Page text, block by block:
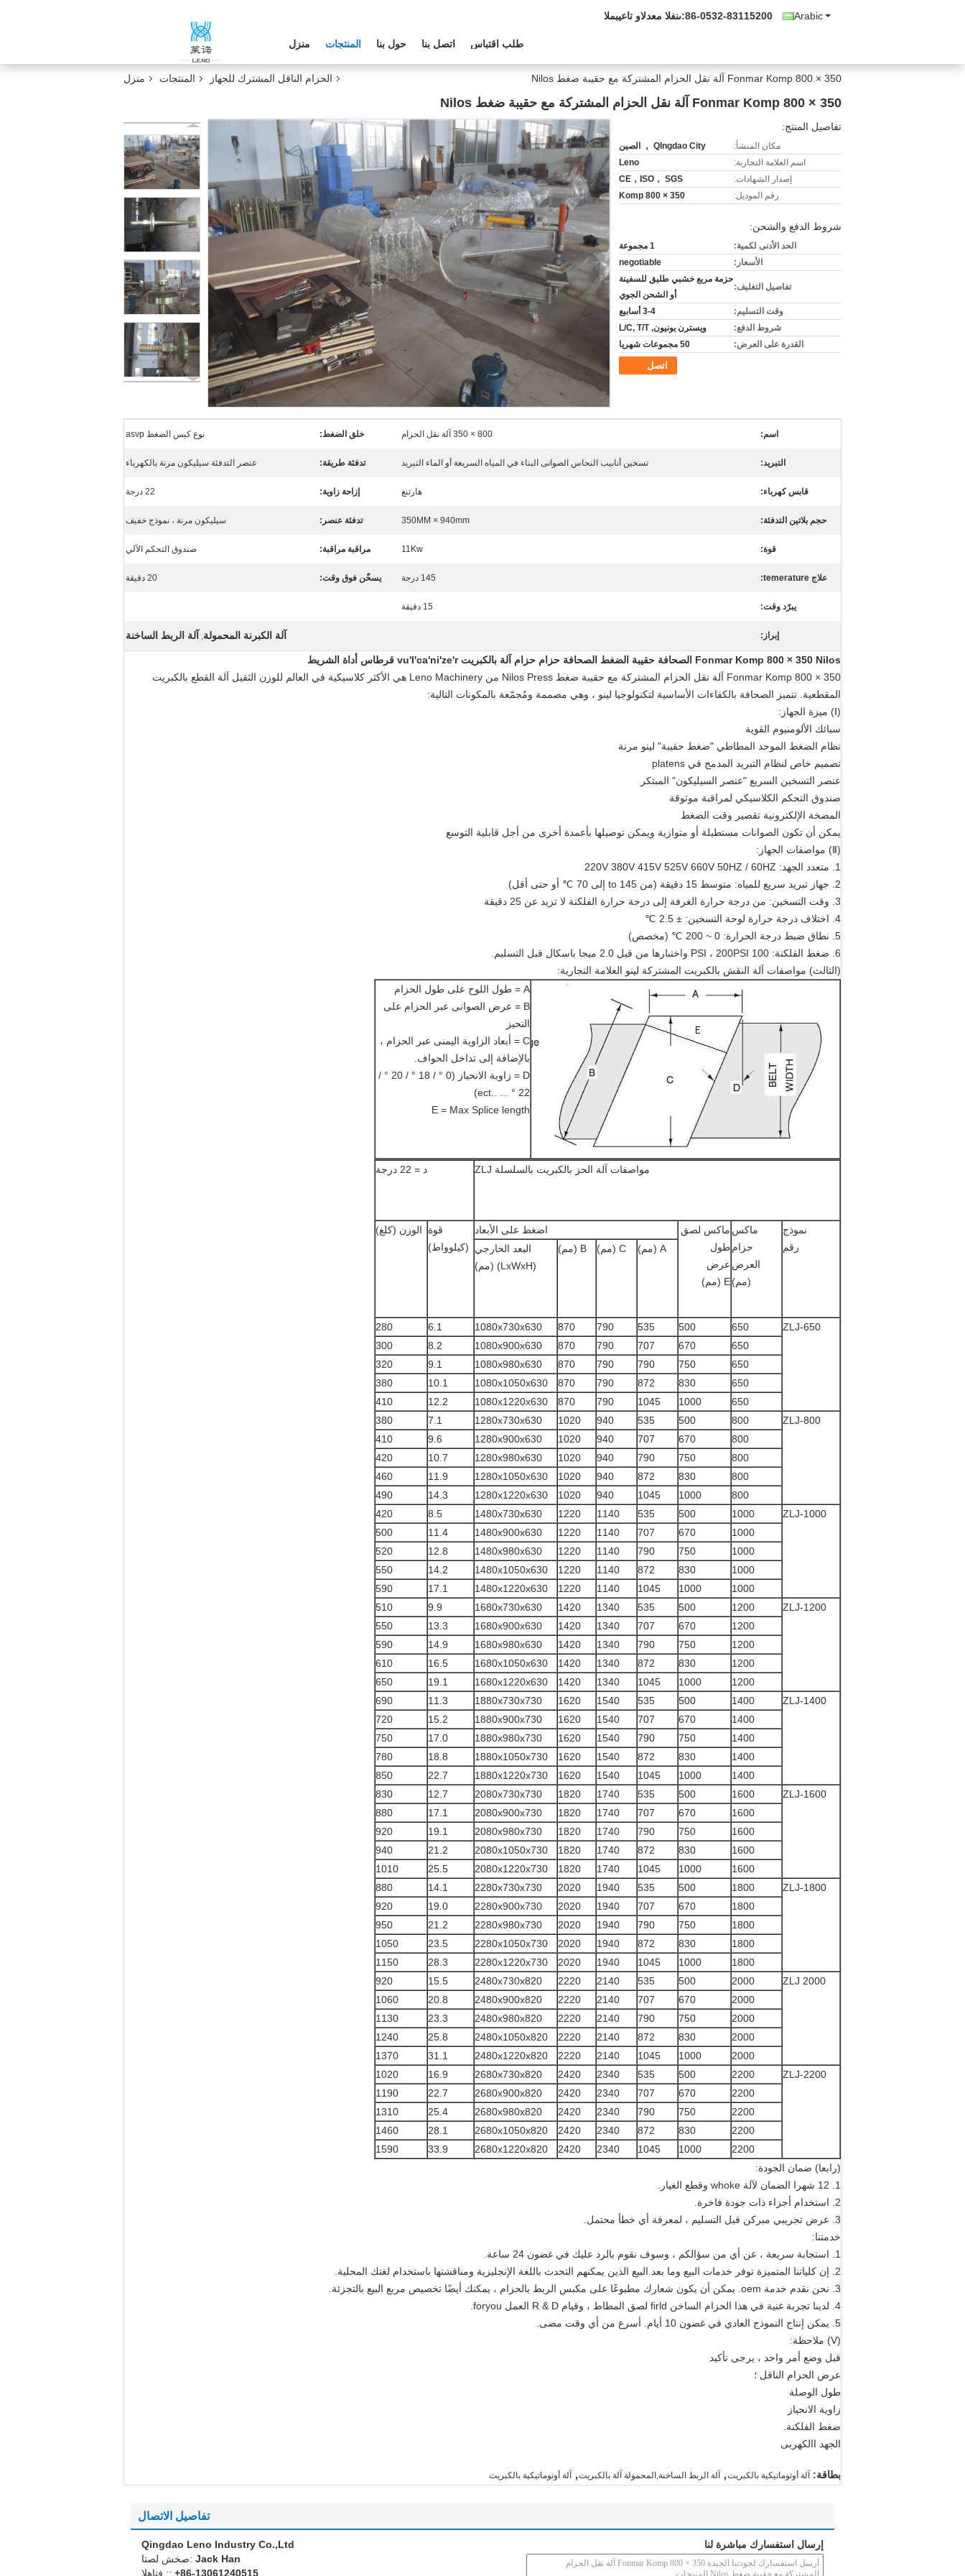
Arabic المبيعات والدعم الفنى:86-0532-83115200
منزل المنتجات حول بنا اتصل بنا طلب اقتباس
منزل المنتجات الحزام الناقل المشترك للجهاز Fonmar Komp 800 × 350 آلة نقل الحزام المشتركة مع حقيبة ضغط Nilos
Fonmar Komp 800 × 350 آلة نقل الحزام المشتركة مع حقيبة ضغط Nilos
تفاصيل المنتج:
مكان المنشأ:
QIngdao City ， الصين
اسم العلامة التجارية:
Leno
إصدار الشهادات:
CE，ISO， SGS
رقم الموديل:
Komp 800 × 350
شروط الدفع والشحن:
الحد الأدنى لكمية:
1 مجموعة
الأسعار:
negotiable
تفاصيل التغليف:
حزمة مربع خشبي طليق للسفينة
أو الشحن الجوي
وقت التسليم:
3-4 أسابيع
شروط الدفع:
ويسترن يونيون, L/C, T/T
القدرة على العرض:
50 مجموعات شهريا
اتصل
اسم: 800 × 350 آلة نقل الحزام خلق الضغط: نوع كيس الضغط asvp
التبريد: تسخين أنابيب النحاس الصوانى البناء في المياه السريعة أو الماء التبريد تدفئة طريقة: عنصر التدفئة سيليكون مرنة بالكهرباء
قابس كهرباء: هارتنغ إزاحة زاوية: 22 درجة
حجم بلاتين التدفئة: 350MM × 940mm تدفئة عنصر: سيليكون مرنة ، نموذج خفيف
قوة: 11Kw مراقبة مراقبة: صندوق التحكم الآلي
علاج temerature: 145 درجة يسخّن فوق وقت: 20 دقيقة
يبرّد وقت: 15 دقيقة
إبراز: آلة الكبرنة المحمولة, آلة الربط الساخنة
Fonmar Komp 800 × 350 Nilos الصحافة حقيبة الضغط الصحافة حزام حزام آلة بالكبريت vu'l'ca'ni'ze'r قرطاس أداة الشريط
Fonmar Komp 800 × 350 آلة نقل الحزام المشتركة مع حقيبة ضغط Nilos Press من Leno Machinery هي الأكثر كلاسيكية في العالم للوزن الثقيل آلة القطع بالكبريت
المقطعية. تتميز الصحافة بالكفاءات الأساسية لتكنولوجيا لينو ، وهي مصممة ومُجمّعة بالمكونات التالية:
(Ⅰ) ميزة الجهاز:
سبائك الألومنيوم القوية
نظام الضغط الموحد المطاطي "ضغط حقيبة" لينو مرنة
تصميم خاص لنظام التبريد المدمج في platens
عنصر التسخين السريع "عنصر السيليكون" المبتكر
صندوق التحكم الكلاسيكي لمراقبة موثوقة
المضخة الإلكترونية تقصير وقت الضغط
يمكن أن تكون الصوانات مستطيلة أو متوازية ويمكن توصيلها بأعمدة أخرى من أجل قابلية التوسع
(Ⅱ) مواصفات الجهاز:
1. متعدد الجهد: 220V 380V 415V 525V 660V 50HZ / 60HZ
2. جهاز تبريد سريع للمياه: متوسط ​​15 دقيقة (من 145 to إلى 70 ℃ أو حتى أقل)
3. وقت التسخين: من درجة حرارة الغرفة إلى درجة حرارة الفلكنة لا تزيد عن 25 دقيقة
4. اختلاف درجة حرارة لوحة التسخين: ± 2.5 ℃
5. نطاق ضبط درجة الحرارة: 0 ~ 200 ℃ (مخصص)
6. ضغط الفلكنة: 100 PSI ، 200PSI واختبارها من قبل 2.0 ميجا باسكال قبل التسليم.
(الثالث) مواصفات آلة النقش بالكبريت المشتركة لينو العلامة التجارية:
A = طول اللوح على طول الحزام
B = عرض الصوانى عبر الحزام على
التحيز
C = أبعاد الزاوية اليمنى عبر الحزام ،
بالإضافة إلى تداخل الحواف.
D = زاوية الانحياز (0 ° / 18 ° / 20 ° /
22 ° ... ..ect)
E = Max Splice length
مواصفات آلة الحز بالكبريت بالسلسلة ZLJ د = 22 درجة
نموذج
رقم
ماكس
حزام
العرض
(مم)
ماكس لصق
طول
عرض
E (مم)
اضغط على الأبعاد
قوة
(كيلوواط)
الوزن (كلغ)
A (مم)
C (مم) B (مم)
البعد الخارجي
(LxWxH) (مم)
ZLJ-650
650
500
535
790
870
1080x730x630
6.1
280
650
670
707
790
870
1080x900x630
8.2
300
650
750
790
790
870
1080x980x630
9.1
320
650
830
872
790
870
1080x1050x630
10.1
380
650
1000
1045
790
870
1080x1220x630
12.2
410
ZLJ-800
800
500
535
940
1020
1280x730x630
7.1
380
800
670
707
940
1020
1280x900x630
9.6
410
800
750
790
940
1020
1280x980x630
10.7
420
800
830
872
940
1020
1280x1050x630
11.9
460
800
1000
1045
940
1020
1280x1220x630
14.3
490
ZLJ-1000
1000
500
535
1140
1220
1480x730x630
8.5
420
1000
670
707
1140
1220
1480x900x630
11.4
500
1000
750
790
1140
1220
1480x980x630
12.8
520
1000
830
872
1140
1220
1480x1050x630
14.2
550
1000
1000
1045
1140
1220
1480x1220x630
17.1
590
ZLJ-1200
1200
500
535
1340
1420
1680x730x630
9.9
510
1200
670
707
1340
1420
1680x900x630
13.3
550
1200
750
790
1340
1420
1680x980x630
14.9
590
1200
830
872
1340
1420
1680x1050x630
16.5
610
1200
1000
1045
1340
1420
1680x1220x630
19.1
650
ZLJ-1400
1400
500
535
1540
1620
1880x730x730
11.3
690
1400
670
707
1540
1620
1880x900x730
15.2
720
1400
750
790
1540
1620
1880x980x730
17.0
750
1400
830
872
1540
1620
1880x1050x730
18.8
780
1400
1000
1045
1540
1620
1880x1220x730
22.7
850
ZLJ-1600
1600
500
535
1740
1820
2080x730x730
12.7
830
1600
670
707
1740
1820
2080x900x730
17.1
880
1600
750
790
1740
1820
2080x980x730
19.1
920
1600
830
872
1740
1820
2080x1050x730
21.2
940
1600
1000
1045
1740
1820
2080x1220x730
25.5
1010
ZLJ-1800
1800
500
535
1940
2020
2280x730x730
14.1
880
1800
670
707
1940
2020
2280x900x730
19.0
920
1800
750
790
1940
2020
2280x980x730
21.2
950
1800
830
872
1940
2020
2280x1050x730
23.5
1050
1800
1000
1045
1940
2020
2280x1220x730
28.3
1150
ZLJ 2000
2000
500
535
2140
2220
2480x730x820
15.5
920
2000
670
707
2140
2220
2480x900x820
20.8
1060
2000
750
790
2140
2220
2480x980x820
23.3
1130
2000
830
872
2140
2220
2480x1050x820
25.8
1240
2000
1000
1045
2140
2220
2480x1220x820
31.1
1370
ZLJ-2200
2200
500
535
2340
2420
2680x730x820
16.9
1020
2200
670
707
2340
2420
2680x900x820
22.7
1190
2200
750
790
2340
2420
2680x980x820
25.4
1310
2200
830
872
2340
2420
2680x1050x820
28.1
1460
2200
1000
1045
2340
2420
2680x1220x820
33.9
1590
(رابعا) ضمان الجودة:
1. 12 شهرا الضمان لآلة whoke وقطع الغيار.
2. استخدام أجزاء ذات جودة فاخرة.
3. عرض تجريبي مبركن قبل التسليم ، لمعرفة أي خطأ محتمل.
خدمتنا:
1. استجابة سريعة ، عن أي من سؤالكم ، وسوف نقوم بالرد عليك في غضون 24 ساعة.
2. إن كلياتنا المتميزة توفر خدمات البيع وما بعد البيع الذين يمكنهم التحدث باللغة الإنجليزية ومناقشتها باستخدام لغتك المحلية.
3. نحن نقدم خدمة oem. يمكن أن يكون شعارك مطبوعًا على مكبس الربط بالحزام ، يمكنك أيضًا تخصيص مربع البيع بالتجزئة.
4. لدينا تجربة غنية في هذا الحزام الساخن firld لصق المطاط ، وقيام R & D العمل foryou.
5. يمكن إنتاج النموذج العادي في غضون 10 أيام. أسرع من أي وقت مضى.
(V) ملاحظة:
قبل وضع أمر واحد ، يرجى تأكيد
عرض الحزام الناقل ؛
طول الوصلة
زاوية الانحياز
ضغط الفلكنة.
الجهد االكهربى
بطاقة: آلة أوتوماتيكية بالكبريت, آلة الربط الساخنة,المحمولة آلة بالكبريت, آلة أوتوماتيكية بالكبريت
تفاصيل الاتصال
Qingdao Leno Industry Co.,Ltd
اتصل شخص: Jack Han
الهاتف :: +86-13061240515
إرسال استفسارك مباشرة لنا